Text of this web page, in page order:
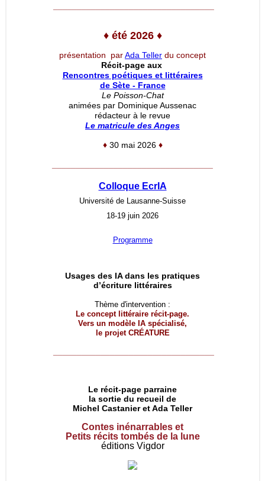
♦été 2026 ♦
présentation parAda Teller du concept
Récit-page aux
Rencontres poétiques et littéraires
de Sète - France
Le Poisson-Chat
animées par Dominique Aussenac
rédacteur à le revue
Le matricule des Anges
♦ 30 mai 2026 ♦
Colloque EcrIA
Université de Lausanne-Suisse
18-19 juin 2026
Programme
Usages des IA dans les pratiques
d’écriture littéraires
Thème d'intervention :
Le concept littéraire récit-page.
Vers un modèle IA spécialisé,
le projet CRÉATURE
Le récit-page parraine
la sortie du recueil de
Michel Castanier et Ada Teller
Contes inénarrables et
Petits récits tombés de la lune
éditions Vigdor